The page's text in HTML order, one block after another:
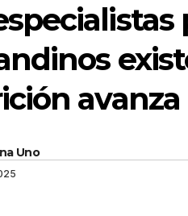
avanza
Uno